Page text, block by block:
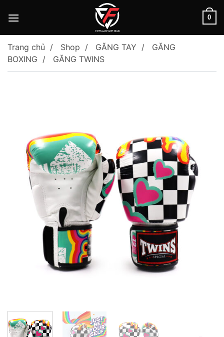
0
Trang chủ Shop GĂNG TAY
GĂNG
BOXING
GĂNG TWINS